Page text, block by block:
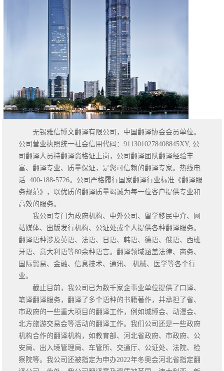
无锡雅信博文翻译有限公司，中国翻译协会会员单位。
公司营业执照统一社会信用代码：9113010278408845XY, 公
司翻译人员持翻译资格证上岗，公司翻译团队翻译经验丰
富、翻译专业、质量保证，是您可信赖的翻译专家。热线电
话: 400-188-5726。公司严格履行国家翻译行业标准《翻译服
务规范》，以优质的翻译质量竭诚为每一位客户提供专业和
高效的服务。
我公司专门为政府机构、中外公司、留学移民中介、网
站媒体、出版发行机构、公证处或个人提供各种翻译服务。
翻译语种涉及英语、法语、日语、韩语、德语、俄语、西班
牙语、意大利语等80余种语言。翻译领域涵盖法律、商务、
国际贸易、金融、信息技术、通讯、 机械、医学等各个行
业。
截止目前，我公司已为数千家企事业单位提供了口译、
笔译翻译服务，翻译了多个语种的书籍著作，并承担了省、
市政府的一些重大项目的翻译工作，例如城博会、动漫会、
北方旅游交易会等活动的翻译工作。我们公司还是一些政府
机构合作的翻译机构，如教育部、河北省政府、市政府、公
安局、出入境管理局、车管所、交通厅、公证处、法院、检
察院等。我公司还被指定为申办2022年冬奥会河北省指定翻